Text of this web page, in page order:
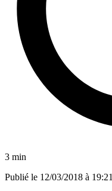
3 min
Publié le 12/03/2018 à 19:21